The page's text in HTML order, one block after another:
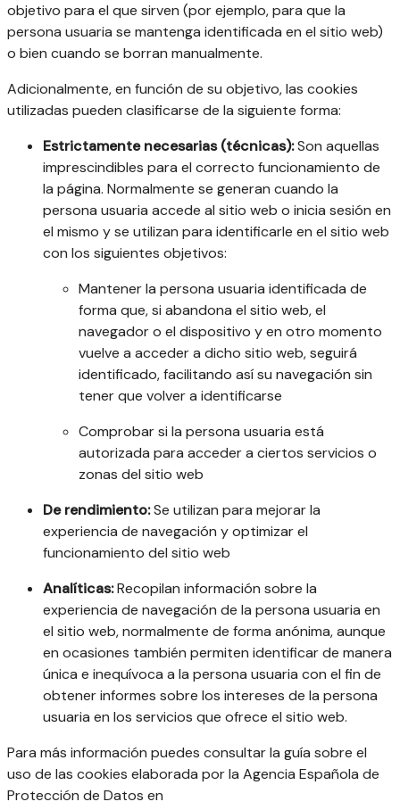
objetivo para el que sirven (por ejemplo, para que la
persona usuaria se mantenga identificada en el sitio web)
o bien cuando se borran manualmente.
Adicionalmente, en función de su objetivo, las cookies
utilizadas pueden clasificarse de la siguiente forma:
Estrictamente necesarias (técnicas):Son aquellas
imprescindibles para el correcto funcionamiento de
la página. Normalmente se generan cuando la
persona usuaria accede al sitio web o inicia sesión en
el mismo y se utilizan para identificarle en el sitio web
con los siguientes objetivos:
Mantener la persona usuaria identificada de
forma que, si abandona el sitio web, el
navegador o el dispositivo y en otro momento
vuelve a acceder a dicho sitio web, seguirá
identificado, facilitando así su navegación sin
tener que volver a identificarse
Comprobar si la persona usuaria está
autorizada para acceder a ciertos servicios o
zonas del sitio web
De rendimiento:Se utilizan para mejorar la
experiencia de navegación y optimizar el
funcionamiento del sitio web
Analíticas:Recopilan información sobre la
experiencia de navegación de la persona usuaria en
el sitio web, normalmente de forma anónima, aunque
en ocasiones también permiten identificar de manera
única e inequívoca a la persona usuaria con el fin de
obtener informes sobre los intereses de la persona
usuaria en los servicios que ofrece el sitio web.
Para más información puedes consultar la guía sobre el
uso de las cookies elaborada por la Agencia Española de
Protección de Datos en